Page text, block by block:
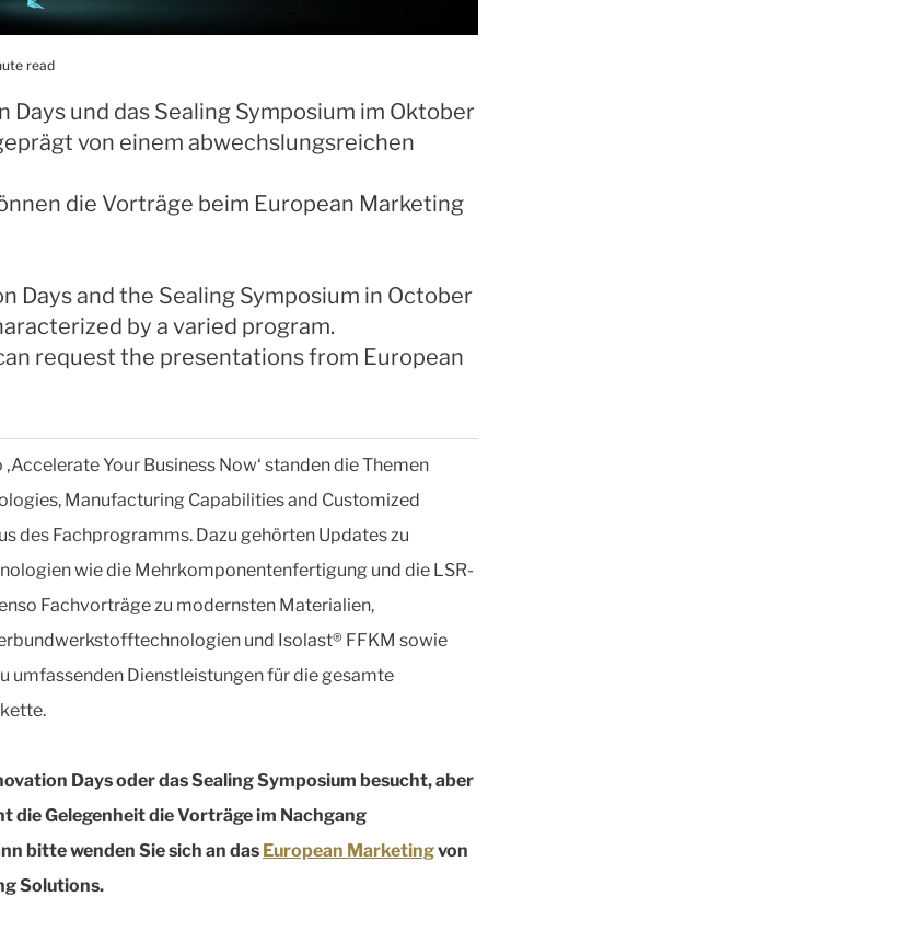
read
Days und das Sealing Symposium im Oktober
von einem abwechslungsreichen
die Vorträge beim European Marketing
Days and the Sealing Symposium in October
by a varied program.
request the presentations from European
Your Business Now‘ standen die Themen
Manufacturing Capabilities and Customized
des Fachprogramms. Dazu gehörten Updates zu
wie die Mehrkomponentenfertigung und die LSR-
Fachvorträge zu modernsten Materialien,
und Isolast® FFKM sowie
umfassenden Dienstleistungen für die gesamte
Days oder das Sealing Symposium besucht, aber
die Gelegenheit die Vorträge im Nachgang
bitte wenden Sie sich an das European Marketingvon
Solutions.